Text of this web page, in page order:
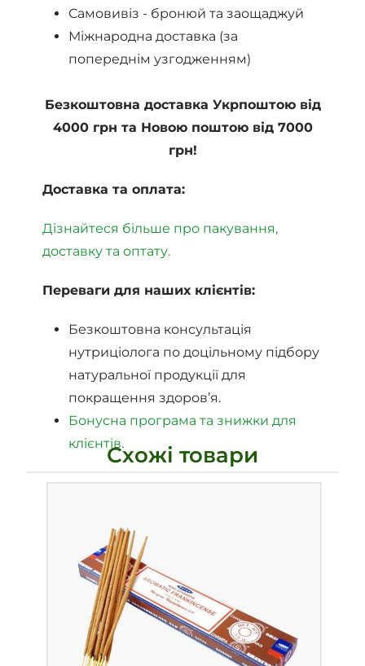
Самовивіз - бронюй та заощаджуй
Міжнародна доставка (за
попереднім узгодженням)
Безкоштовна доставка Укрпоштою від
4000 грн та Новою поштою від 7000
грн!
Доставка та оплата:
Дізнайтеся більше про пакування,
доставку та оптату.
Переваги для наших клієнтів:
Безкоштовна консультація
нутриціолога по доцільному підбору
натуральної продукції для
покращення здоров’я.
Бонусна програма та знижки для
клієнтів.Схожі товари